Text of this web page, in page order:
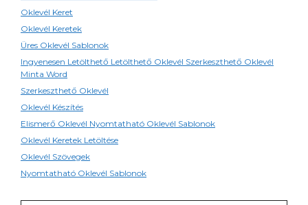
Oklevél Keret
Oklevél Keretek
Üres Oklevél Sablonok
Ingyenesen Letölthető Letölthető Oklevél Szerkeszthető Oklevél
Minta Word
Szerkeszthető Oklevél
Oklevél Készítés
Elismerő Oklevél Nyomtatható Oklevél Sablonok
Oklevél Keretek Letöltése
Oklevél Szövegek
Nyomtatható Oklevél Sablonok